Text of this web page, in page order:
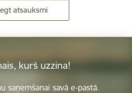
atsauksmi
kurš uzzina!
saņemšanai savā e-pastā.